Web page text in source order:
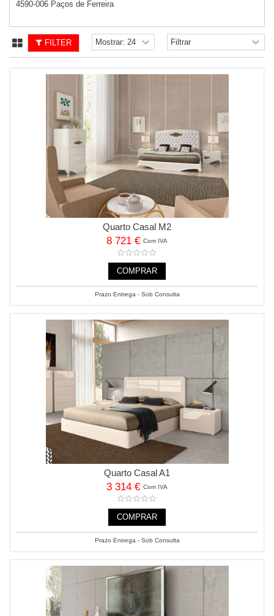
4590-006 Paços de Ferreira
FILTER
Quarto Casal M2
8 721 € Com IVA
COMPRAR
Prazo Entrega - Sob Consulta
Quarto Casal A1
3 314 € Com IVA
COMPRAR
Prazo Entrega - Sob Consulta